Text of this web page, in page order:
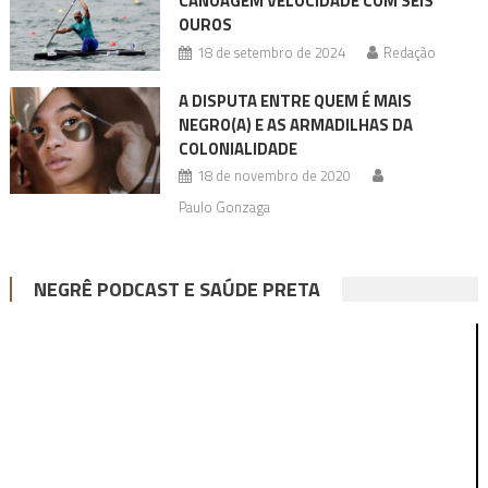
OUROS
18 de setembro de 2024 Redação
A DISPUTA ENTRE QUEM É MAIS
NEGRO(A) E AS ARMADILHAS DA
COLONIALIDADE
18 de novembro de 2020
Paulo Gonzaga
NEGRÊ PODCAST E SAÚDE PRETA